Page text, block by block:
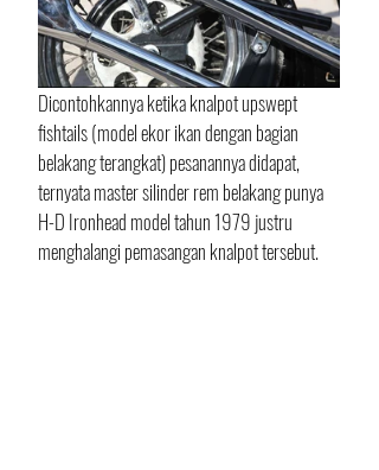
Dicontohkannya ketika knalpot upswept
fishtails (model ekor ikan dengan bagian
belakang terangkat) pesanannya didapat,
ternyata master silinder rem belakang punya
H-D Ironhead model tahun 1979 justru
menghalangi pemasangan knalpot tersebut.